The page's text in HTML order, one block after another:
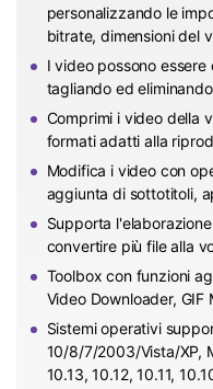
personalizzando le
bitrate, dimensioni del
I video possono
tagliando ed
Comprimi i video della
formati adatti alla
Modifica i video con
aggiunta di sottotitoli,
Supporta
convertire più file alla
Toolbox con funzioni
Video Downloader,
Sistemi operativi
10/8/7/2003/Vista/XP,
10.13, 10.12, 10.11,